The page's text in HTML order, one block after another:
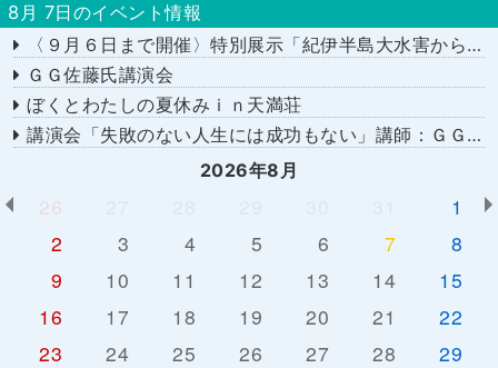
8月 7日のイベント情報
〈９月６日まで開催〉特別展示「紀伊半島大水害から１５年－あの日を忘れない－」
ＧＧ佐藤氏講演会
ぼくとわたしの夏休みｉｎ天満荘
講演会「失敗のない人生には成功もない」講師：ＧＧ佐藤さん
2026年8月
26
1
2
3 4 5 6 7
8
9
10 11 12 13 14
15
16
17 18 19 20 21
22
23
24 25 26 27 28
29